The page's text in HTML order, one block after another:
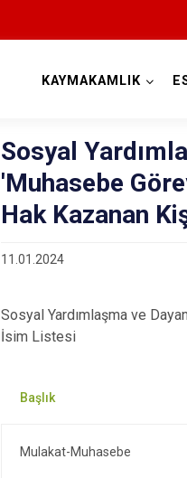
KAYMAKAMLIK
Sosyal
'Muhasebe
Hak Kazanan
11.01.2024
Sosyal Yardımlaşma ve
İsim Listesi
Mulakat-Muhasebe